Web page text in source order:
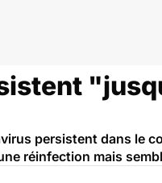
persistent dans le
réinfection mais